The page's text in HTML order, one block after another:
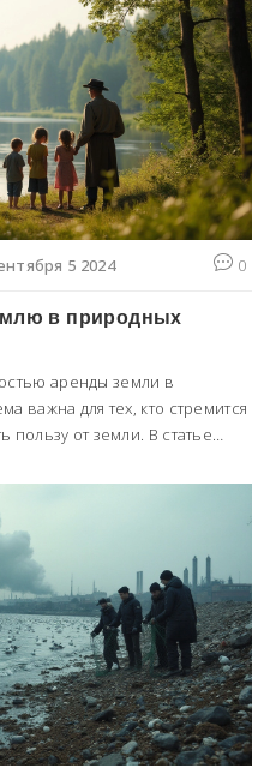
и заканчивая их
влияющей на все сферы
5 2024 0
в природных
аренды земли в
важна для тех, кто стремится
пользу от земли. В статье
интересные факты и